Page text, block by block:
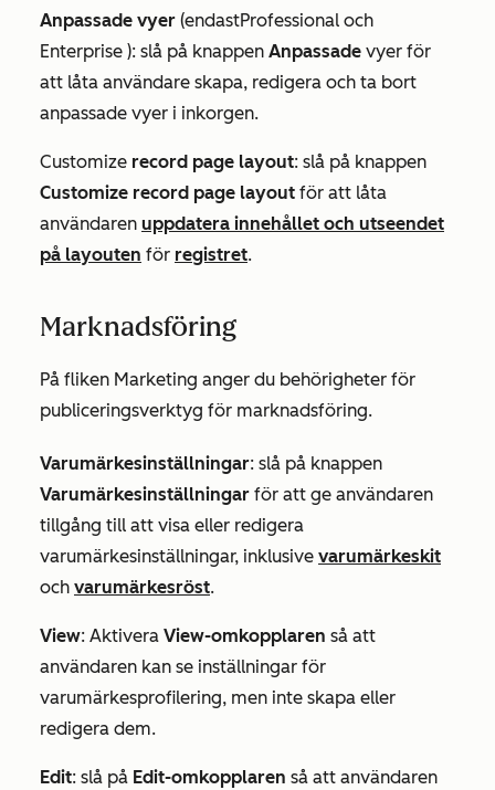
Anpassade vyer (endastProfessional och
Enterprise ): slå på knappen Anpassade vyer för
att låta användare skapa, redigera och ta bort
anpassade vyer i inkorgen.
Customize record page layout: slå på knappen
Customize record page layout för att låta
användaren uppdatera innehållet och utseendet
på layouten för registret.
Marknadsföring
På fliken Marketing anger du behörigheter för
publiceringsverktyg för marknadsföring.
Varumärkesinställningar: slå på knappen
Varumärkesinställningar för att ge användaren
tillgång till att visa eller redigera
varumärkesinställningar, inklusive varumärkeskit
och varumärkesröst.
View: Aktivera View-omkopplaren så att
användaren kan se inställningar för
varumärkesprofilering, men inte skapa eller
redigera dem.
Edit: slå på Edit-omkopplaren så att användaren